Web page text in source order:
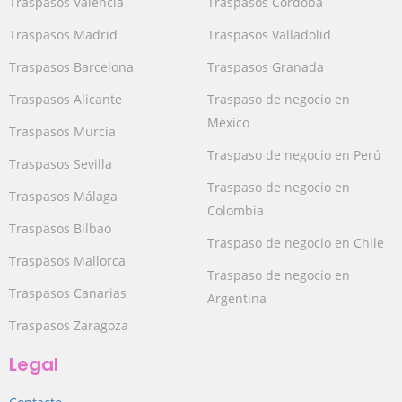
Traspasos Madrid
Traspasos Barcelona
Traspasos Alicante
Traspasos Murcia
Traspasos Sevilla
Traspasos Málaga
Traspasos Bilbao
Traspasos Mallorca
Traspasos Canarias
Traspasos Zaragoza
Traspasos Valladolid
Traspasos Granada
Traspaso de negocio en
México
Traspaso de negocio en Perú
Traspaso de negocio en
Colombia
Traspaso de negocio en Chile
Traspaso de negocio en
Argentina
Legal